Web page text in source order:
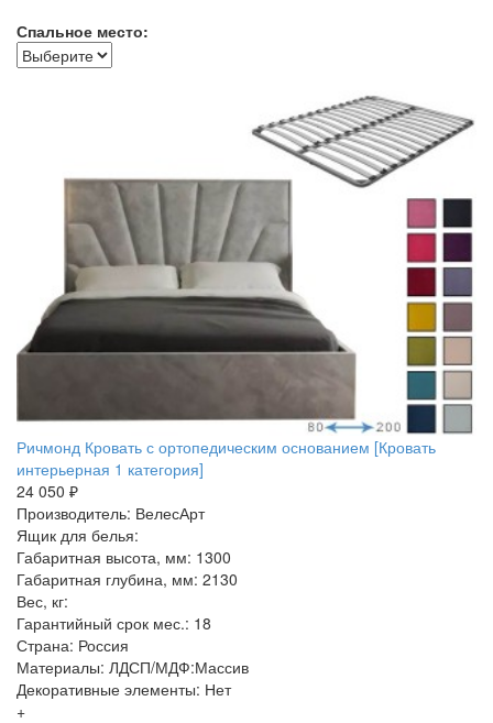
Спальное место:
Ричмонд Кровать с ортопедическим основанием [Кровать
интерьерная 1 категория]
24 050 ₽
Производитель: ВелесАрт
Ящик для белья:
Габаритная высота, мм: 1300
Габаритная глубина, мм: 2130
Вес, кг:
Гарантийный срок мес.: 18
Страна: Россия
Материалы: ЛДСП/МДФ:Массив
Декоративные элементы: Нет
+